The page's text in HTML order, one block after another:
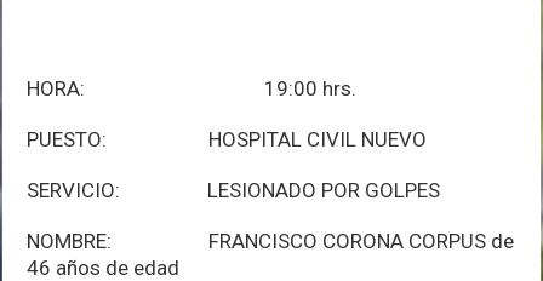
HORA: 19:00 hrs.
PUESTO: HOSPITAL CIVIL NUEVO
SERVICIO: LESIONADO POR GOLPES
NOMBRE: FRANCISCO CORONA CORPUS de
46 años de edad